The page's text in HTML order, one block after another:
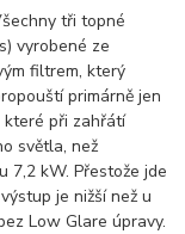
tři topné
vyrobené ze
filtrem, který
primárně jen
které při zahřátí
světla, než
7,2 kW. Přestože jde
je nižší než u
Low Glare úpravy.